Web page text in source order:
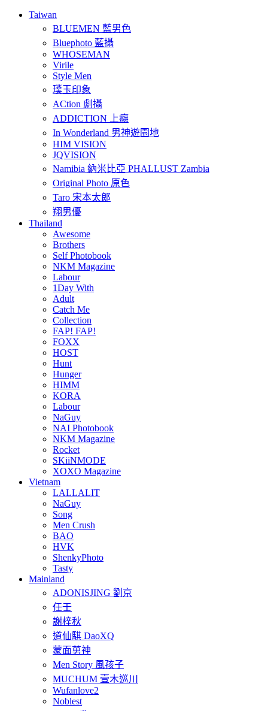
Taiwan
BLUEMEN 藍男色
Bluephoto 藍攝
WHOSEMAN
Virile
Style Men
璞玉印象
ACtion 劇攝
ADDICTION 上癮
In Wonderland 男神遊園地
HIM VISION
JQVISION
Namibia 納米比亞 PHALLUST Zambia
Original Photo 原色
Taro 宋本太郎
翔男優
Thailand
Awesome
Brothers
Self Photobook
NKM Magazine
Labour
1Day With
Adult
Catch Me
Collection
FAP! FAP!
FOXX
HOST
Hunt
Hunger
HIMM
KORA
Labour
NaGuy
NAI Photobook
NKM Magazine
Rocket
SKiiNMODE
XOXO Magazine
Vietnam
LALLALIT
NaGuy
Song
Men Crush
BAO
HVK
ShenkyPhoto
Tasty
Mainland
ADONISJING 劉京
任壬
謝梓秋
道仙騏 DaoXQ
蒙面莮神
Men Story 風孩子
MUCHUM 壹木巡川
Wufanlove2
Noblest